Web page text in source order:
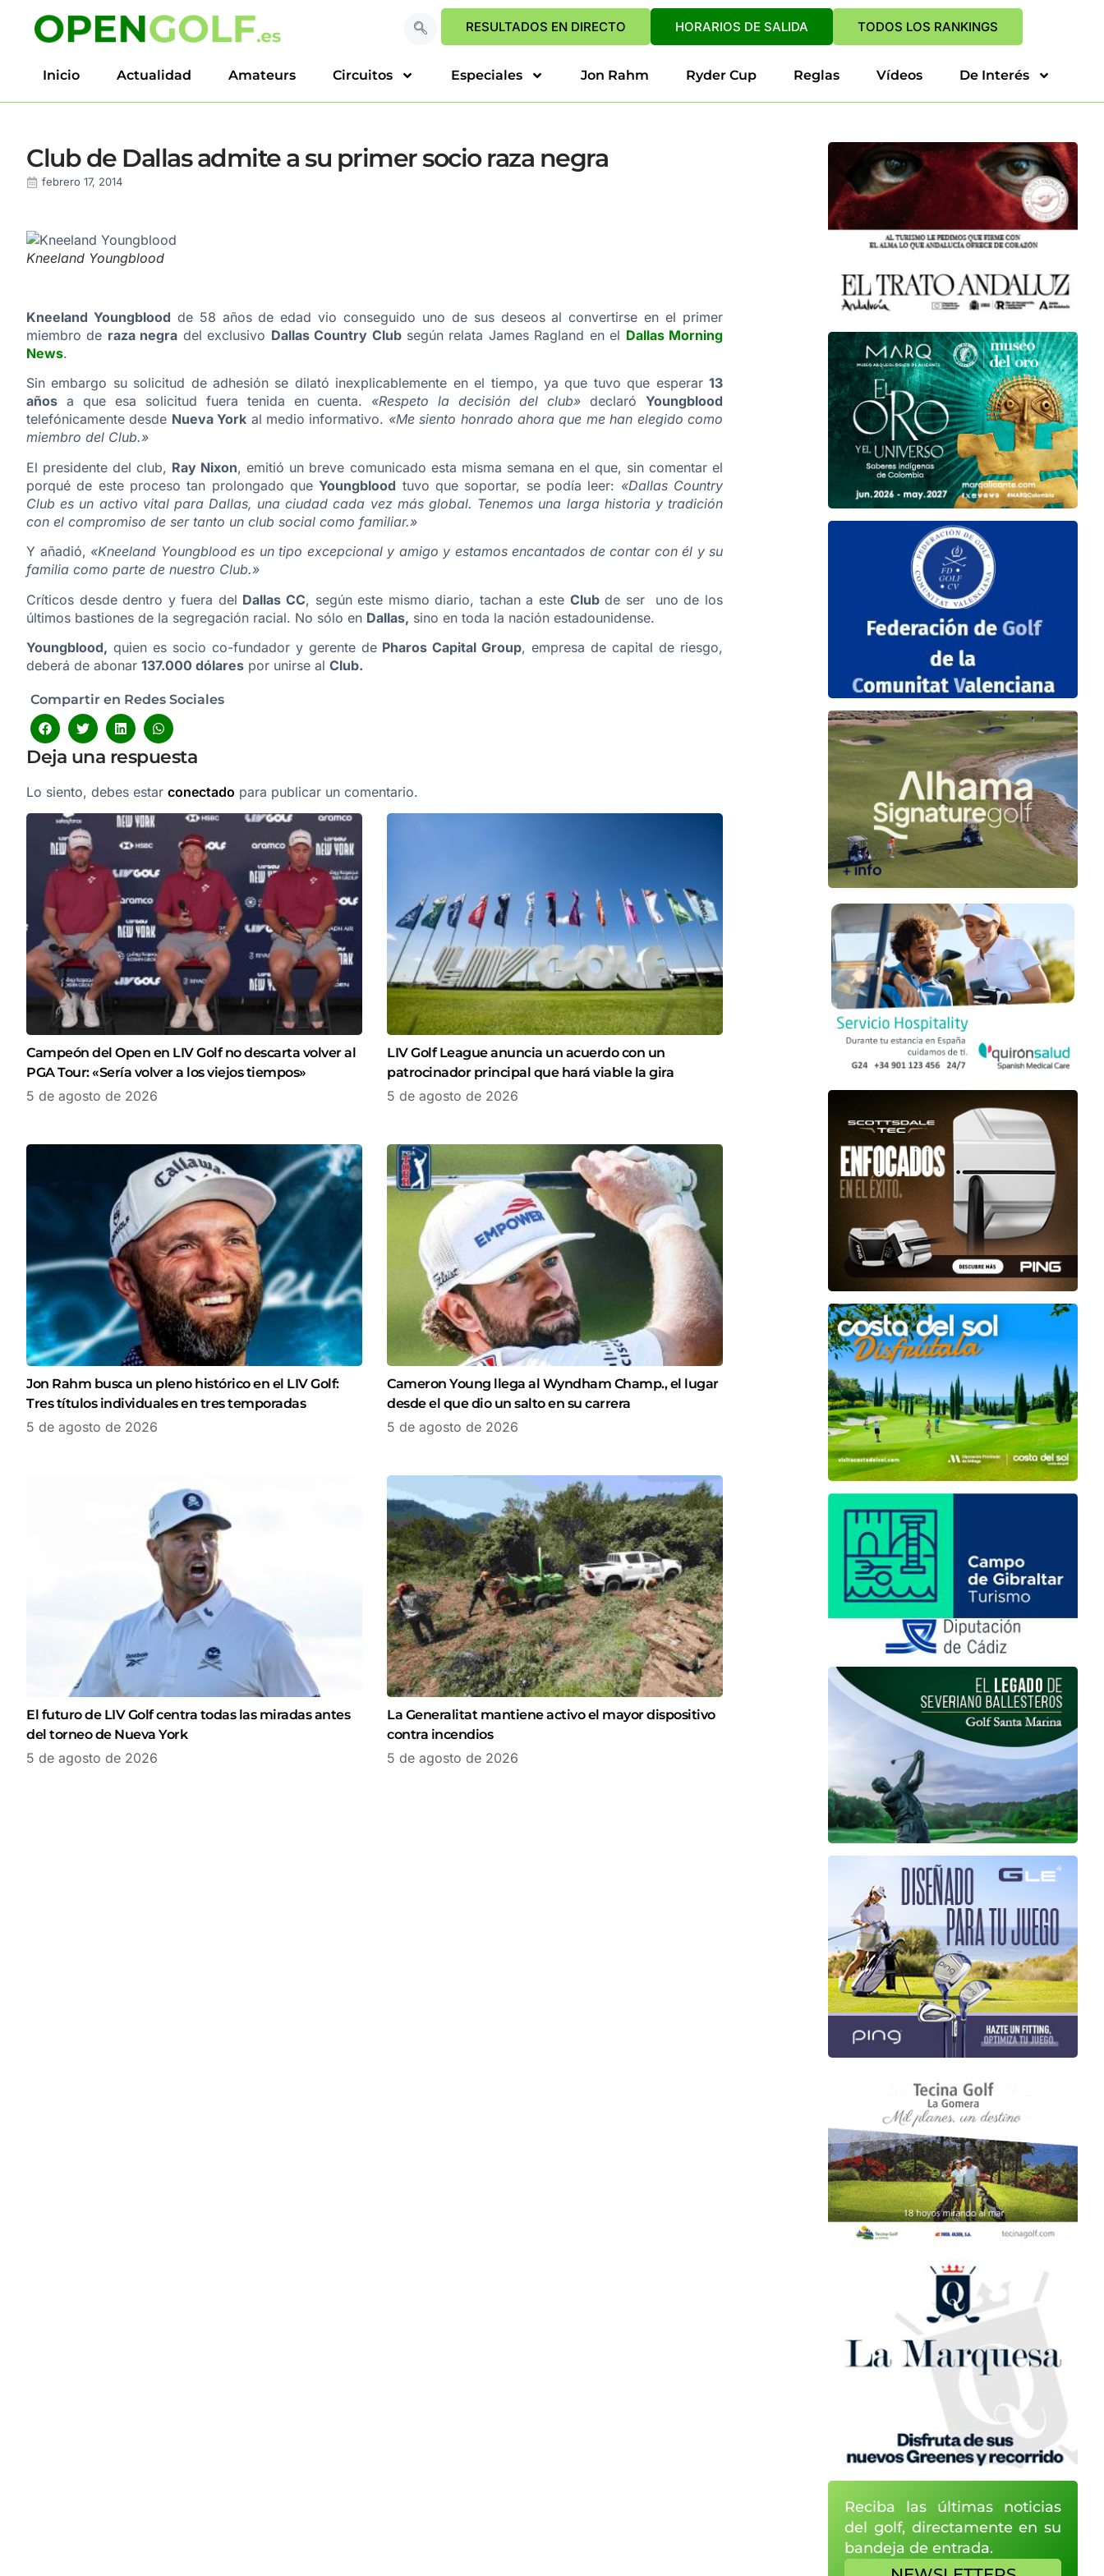
RESULTADOS EN DIRECTO HORARIOS DE SALIDA TODOS LOS RANKINGS
Inicio Actualidad Amateurs Circuitos Especiales Jon Rahm Ryder Cup Reglas Vídeos De Interés
Club de Dallas admite a su primer socio raza negra
febrero 17, 2014
Kneeland Youngblood
Kneeland Youngblood de 58 años de edad vio conseguido uno de sus deseos al convertirse en el primer
miembro de raza negra del exclusivo Dallas Country Clubsegún relata James Ragland en el Dallas Morning
News.
Sin embargo su solicitud de adhesión se dilató inexplicablemente en el tiempo, ya que tuvo que esperar 13
años a que esa solicitud fuera tenida en cuenta. «Respeto la decisión del club» declaróYoungblood
telefónicamente desde Nueva York al medio informativo. «Me siento honrado ahora que me han elegido como
miembro del Club.»
El presidente del club, Ray Nixon, emitió un breve comunicado esta misma semana en el que, sin comentar el
porqué de este proceso tan prolongado queYoungblood tuvo que soportar, se podía leer: «Dallas Country
Club es un activo vital para Dallas, una ciudad cada vez más global. Tenemos una larga historia y tradición
con el compromiso de ser tanto un club social como familiar.»
Y añadió, «Kneeland Youngblood es un tipo excepcional y amigo y estamos encantados de contar con él y su
familia como parte de nuestro Club.»
Críticos desde dentro y fuera del Dallas CC, según este mismo diario, tachan a este Clubde ser uno de los
últimos bastiones de la segregación racial. No sólo en Dallas, sino en toda la nación estadounidense.
Youngblood, quien es socio co-fundador y gerente de Pharos Capital Group, empresa de capital de riesgo,
deberá de abonar 137.000 dólares por unirse al Club.
Compartir en Redes Sociales
Deja una respuesta
Lo siento, debes estar conectado para publicar un comentario.
Campeón del Open en LIV Golf no descarta volver al
PGA Tour: «Sería volver a los viejos tiempos»
5 de agosto de 2026
LIV Golf League anuncia un acuerdo con un
patrocinador principal que hará viable la gira
5 de agosto de 2026
Jon Rahm busca un pleno histórico en el LIV Golf:
Tres títulos individuales en tres temporadas
5 de agosto de 2026
Cameron Young llega al Wyndham Champ., el lugar
desde el que dio un salto en su carrera
5 de agosto de 2026
El futuro de LIV Golf centra todas las miradas antes
del torneo de Nueva York
5 de agosto de 2026
La Generalitat mantiene activo el mayor dispositivo
contra incendios
5 de agosto de 2026
Reciba las últimas noticias
del golf, directamente en su
bandeja de entrada.